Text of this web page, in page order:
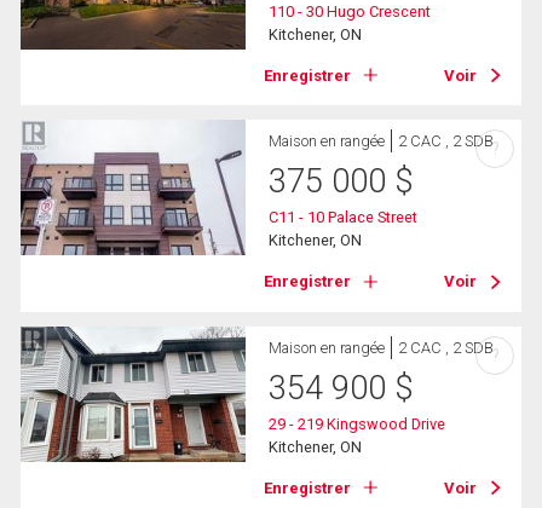
110 - 30 Hugo Crescent
Kitchener, ON
Enregistrer Voir
Maison en rangée 2 CAC , 2 SDB
375 000 $
C11 - 10 Palace Street
Kitchener, ON
Enregistrer Voir
?
Maison en rangée 2 CAC , 2 SDB
354 900 $
29 - 219 Kingswood Drive
Kitchener, ON
Enregistrer Voir
?